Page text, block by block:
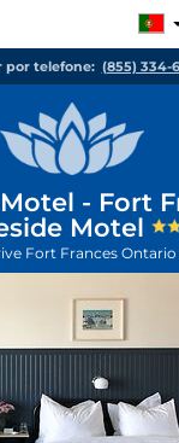
por telefone: (855) 334-
- Fort
Motel
Fort Frances Ontario